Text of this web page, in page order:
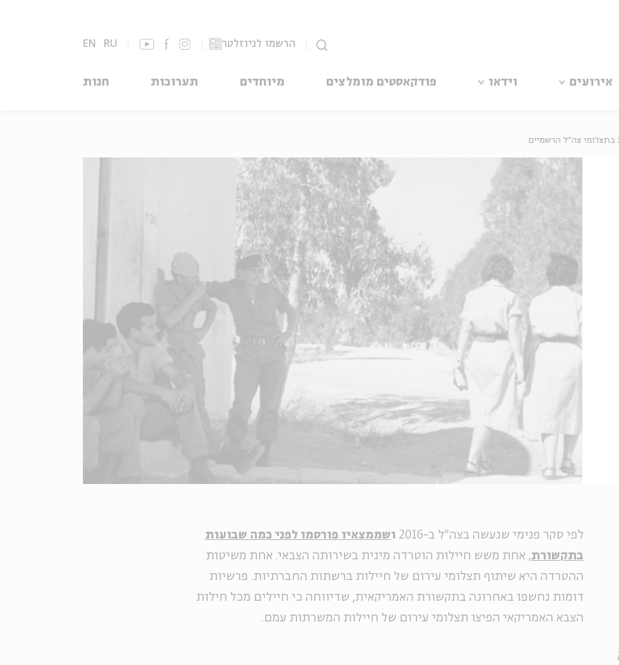
הרשמו לניוזלטר EN RU
אירועים וידאו פודקאסטים מומלצים מיוחדים תערוכות חנות
בתצלומי צה"ל הרשמיים
לפי סקר פנימי שנעשה בצה"ל ב-2016 ושממצאיו פורסמו לפני כמה שבועות
בתקשורת, אחת משש חיילות הוטרדה מינית בשירותה הצבאי. אחת משיטות
ההטרדה היא שיתוף תצלומי עירום של חיילות ברשתות החברתיות. פרשיות
דומות נחשפו באחרונה בתקשורת האמריקאית, שדיווחה כי חיילים מכל חילות
הצבא האמריקאי הפיצו תצלומי עירום של חיילות המשרתות עמם.